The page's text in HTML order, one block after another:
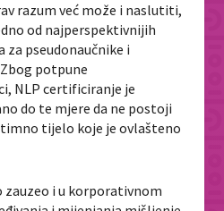
razum već može i naslutiti,
od najperspektivnijih
pseudonaučnike i
potpune
NLP certificiranje je
do te mjere da ne postoji
tijelo koje je ovlašteno
zauzeo i u korporativnom